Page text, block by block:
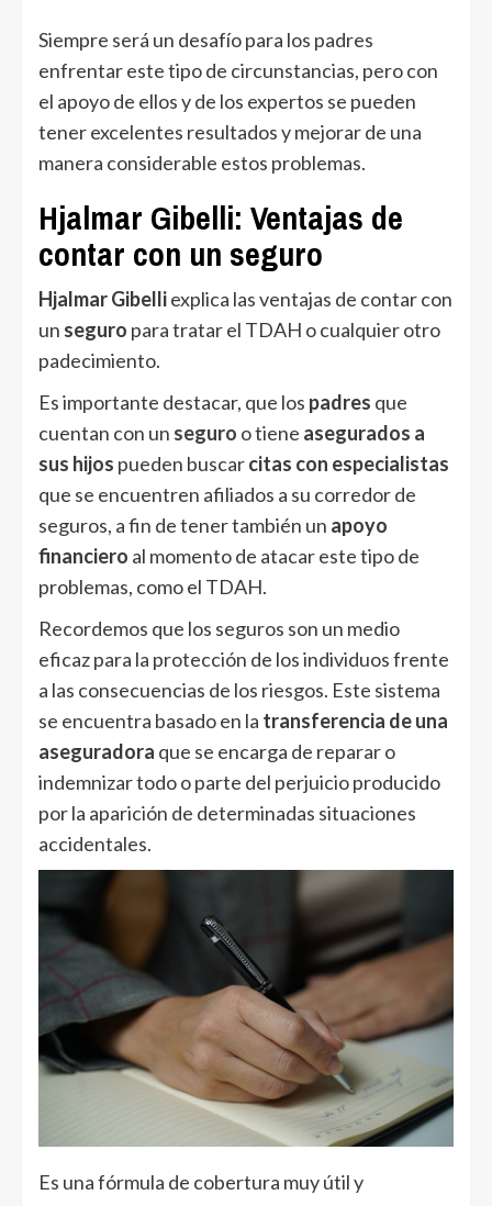
Siempre será un desafío para los padres
enfrentar este tipo de circunstancias, pero con
el apoyo de ellos y de los expertos se pueden
tener excelentes resultados y mejorar de una
manera considerable estos problemas.
Hjalmar Gibelli: Ventajas de
contar con un seguro
Hjalmar Gibelliexplica las ventajas de contar con
un seguro para tratar el TDAH o cualquier otro
padecimiento.
Es importante destacar, que los padres que
cuentan con un seguro o tiene asegurados a
sus hijos pueden buscarcitas con especialistas
que se encuentren afiliados a su corredor de
seguros, a fin de tener también un apoyo
financiero al momento de atacar este tipo de
problemas, como el TDAH.
Recordemos que los seguros son un medio
eficaz para la protección de los individuos frente
a las consecuencias de los riesgos. Este sistema
se encuentra basado en la transferencia de una
aseguradora que se encarga de reparar o
indemnizar todo o parte del perjuicio producido
por la aparición de determinadas situaciones
accidentales.
Es una fórmula de cobertura muy útil y